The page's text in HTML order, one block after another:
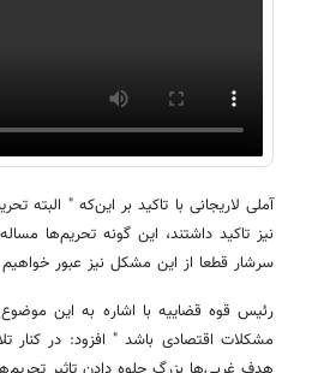
آملی لاریجانی با تاکید بر این‌که " البته
نیز تاکید داشتند،‌ این گونه تحریم‌ها
سرشار قطعا از این مشکل نیز عبور
رئیس قوه قضاییه با اشاره به این
مشکلات اقتصادی باشد " افزود: در